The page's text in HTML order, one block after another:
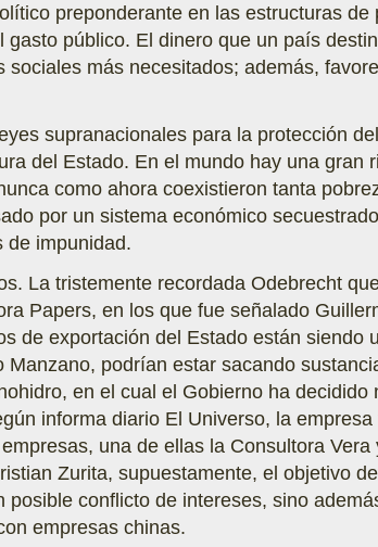
preponderante en las estructuras
público. El dinero que un país
más necesitados; además,
supranacionales para la protección
del Estado. En el mundo hay una gran
como ahora coexistieron tanta
por un sistema económico
de impunidad.
La tristemente recordada Odebrecht
Papers, en los que fue señalado
de exportación del Estado están siendo
podrían estar sacando
en el cual el Gobierno ha
informa diario El Universo, la
una de ellas la Consultora
Zurita, supuestamente, el objetivo
conflicto de intereses, sino
empresas chinas.